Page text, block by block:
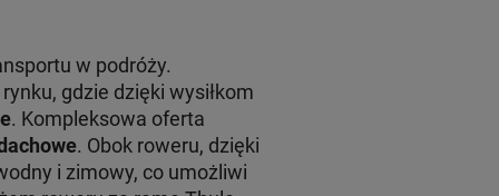
w podróży.
gdzie dzięki wysiłkom
. Kompleksowa oferta
. Obok roweru, dzięki
i zimowy, co umożliwi